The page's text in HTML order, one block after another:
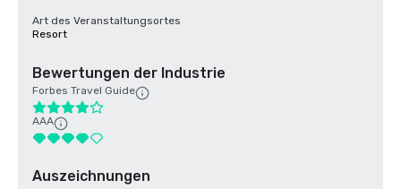
Art des Veranstaltungsortes
Resort
Bewertungen der Industrie
Forbes Travel Guide
AAA
Auszeichnungen